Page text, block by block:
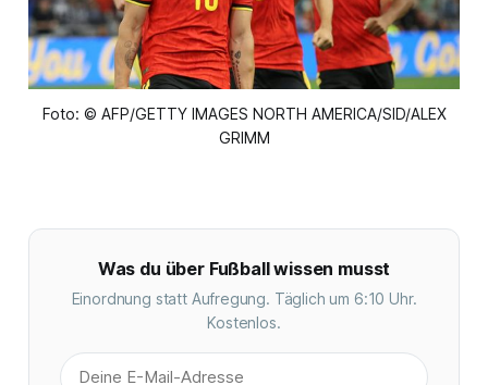
Foto: © AFP/GETTY IMAGES NORTH AMERICA/SID/ALEX
GRIMM
Was du über Fußball wissen musst
Einordnung statt Aufregung. Täglich um 6:10 Uhr.
Kostenlos.